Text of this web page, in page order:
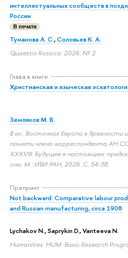
интеллектуальных сообществ в
России
В печати
Туманова А. С.,Соловьев К. А.
Quaestio Rossica. 2026. № 2.
Глава в книге
Христианская и языческая
Земляков М. В.
В кн.: Восточная Европа в древности
памяти члена-корреспондента АН
XXXVIII. Будущее в настоящем:
сны. М.: ИВИ РАН, 2026. С. 54-58.
Препринт
Not backward: Comparative labour
and Russian manufacturing, circa 1908
Lychakov N., Saprykin D., Vanteeva N.
Humanities. HUM. Basic Research